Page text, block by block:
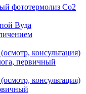
фототермолиз Со2
Вуда
консультация)
первичный
консультация)